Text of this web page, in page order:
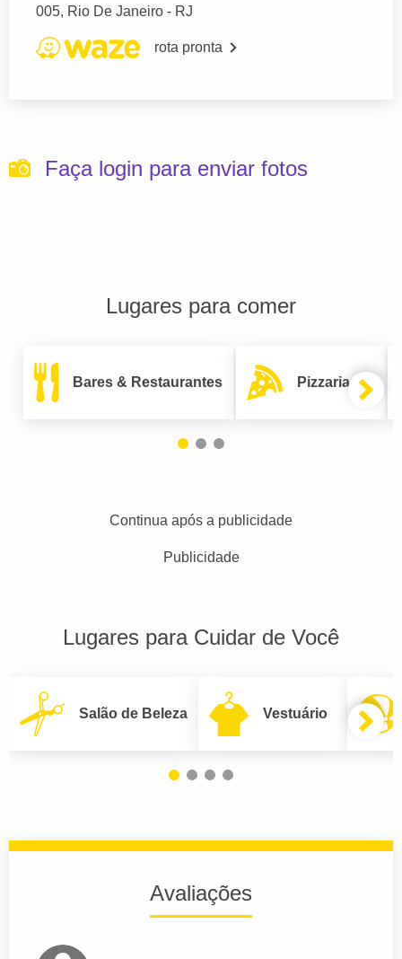
005, Rio De Janeiro - RJ
rota pronta
Faça login para enviar fotos
Lugares para comer
Bares & Restaurantes Pizzarias
Continua após a publicidade
Publicidade
Lugares para Cuidar de Você
Salão de Beleza Vestuário
Avaliações